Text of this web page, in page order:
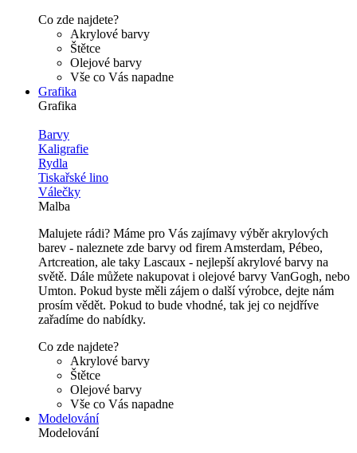
Co zde najdete?
Akrylové barvy
Štětce
Olejové barvy
Vše co Vás napadne
Grafika
Grafika
Barvy
Kaligrafie
Rydla
Tiskařské lino
Válečky
Malba
Malujete rádi? Máme pro Vás zajímavy výběr akrylových
barev - naleznete zde barvy od firem Amsterdam, Pébeo,
Artcreation, ale taky Lascaux - nejlepší akrylové barvy na
světě. Dále můžete nakupovat i olejové barvy VanGogh, nebo
Umton. Pokud byste měli zájem o další výrobce, dejte nám
prosím vědět. Pokud to bude vhodné, tak jej co nejdříve
zařadíme do nabídky.
Co zde najdete?
Akrylové barvy
Štětce
Olejové barvy
Vše co Vás napadne
Modelování
Modelování